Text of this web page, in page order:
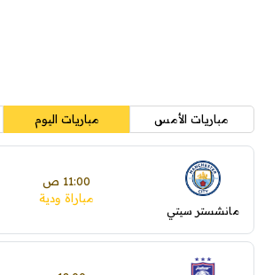
مباريات الأمس مباريات اليوم
مانشستر سيتي
11:00 ص
مباراة ودية